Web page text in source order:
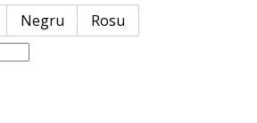
Negru Rosu